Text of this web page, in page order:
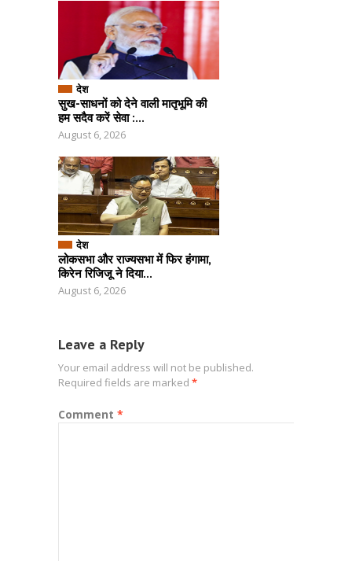
देश
सुख-साधनों को देने वाली मातृभूमि की
हम सदैव करें सेवा :...
August 6, 2026
देश
लोकसभा और राज्यसभा में फिर हंगामा,
किरेन रिजिजू ने दिया...
August 6, 2026
Leave a Reply
Your email address will not be published.
Required fields are marked *
Comment *